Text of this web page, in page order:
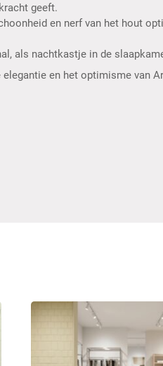
geeft.
en nerf van het hout
als nachtkastje in de
en het optimisme van